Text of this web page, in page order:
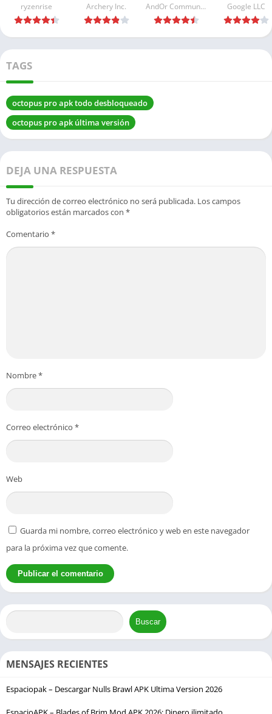
desbloqueado
ryzenrise
desbloqueado
Archery Inc.
Premium
desbloqueado
AndOr Communications Pvt Ltd
2026: Sin
Anuncios
Google LLC
TAGS
octopus pro apk todo desbloqueado
octopus pro apk última versión
DEJA UNA RESPUESTA
Tu dirección de correo electrónico no será publicada. Los campos
obligatorios están marcados con *
Comentario *
Nombre*
Correo electrónico *
Web
Guarda mi nombre, correo electrónico y web en este navegador
para la próxima vez que comente.
Buscar
MENSAJES RECIENTES
Espaciopak – Descargar Nulls Brawl APK Ultima Version 2026